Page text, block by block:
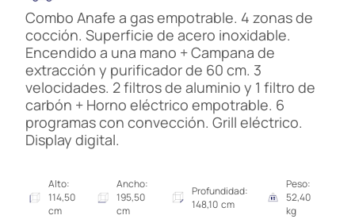
Combo Anafe a gas empotrable. 4 zonas de
cocción. Superficie de acero inoxidable.
Encendido a una mano + Campana de
extracción y purificador de 60 cm. 3
velocidades. 2 filtros de aluminio y 1 filtro de
carbón + Horno eléctrico empotrable. 6
programas con convección. Grill eléctrico.
Display digital.
Alto:
114,50
cm
Ancho:
195,50
cm
Profundidad:
148,10 cm
Peso:
52,40
kg